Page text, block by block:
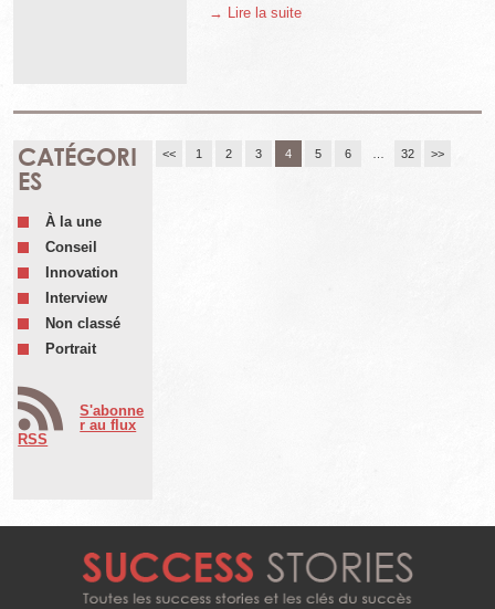
→ Lire la suite
<< 1 2 3 4 5 6 32 >>
CATÉGORI
ES
À la une
Conseil
Innovation
Interview
Non classé
Portrait
S'abonne
r au flux
RSS